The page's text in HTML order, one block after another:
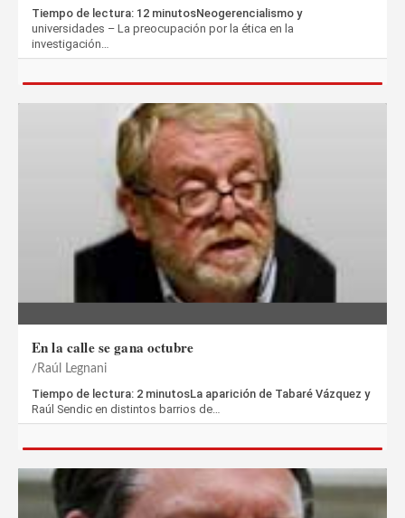
Tiempo de lectura: 12 minutosNeogerencialismo y
universidades – La preocupación por la ética en la
investigación…
En la calle se gana octubre
Raúl Legnani
Tiempo de lectura: 2 minutosLa aparición de Tabaré Vázquez y
Raúl Sendic en distintos barrios de…